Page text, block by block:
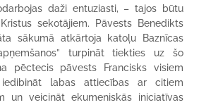
daži entuziasti, – tajos būtu
sekotājiem. Pāvests Benedikts
sākumā atkārtoja katoļu Baznīcas
turpināt tiekties uz šo
pēctecis pāvests Francisks visiem
labas attiecības ar citiem
un veicināt ekumeniskās iniciatīvas